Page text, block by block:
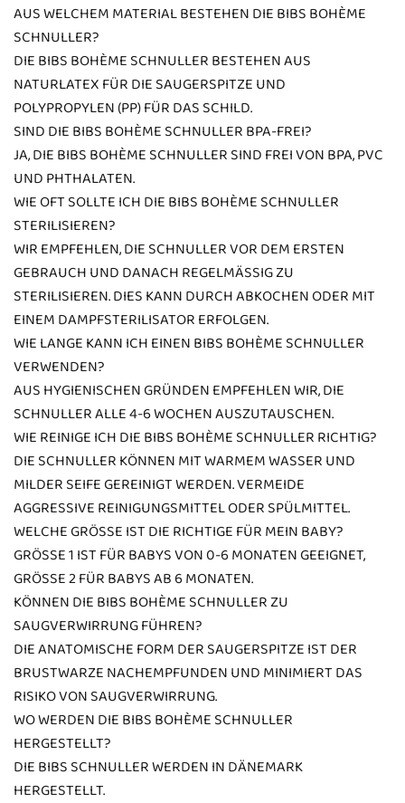
AUS WELCHEM MATERIAL BESTEHEN DIE BIBS BOHÈME
SCHNULLER?
DIE BIBS BOHÈME SCHNULLER BESTEHEN AUS
NATURLATEX FÜR DIE SAUGERSPITZE UND
POLYPROPYLEN (PP) FÜR DAS SCHILD.
SIND DIE BIBS BOHÈME SCHNULLER BPA-FREI?
JA, DIE BIBS BOHÈME SCHNULLER SIND FREI VON BPA, PVC
UND PHTHALATEN.
WIE OFT SOLLTE ICH DIE BIBS BOHÈME SCHNULLER
STERILISIEREN?
WIR EMPFEHLEN, DIE SCHNULLER VOR DEM ERSTEN
GEBRAUCH UND DANACH REGELMÄSSIG ZU S
TERILISIEREN. DIES KANN DURCH ABKOCHEN ODER MIT E
INEM DAMPFSTERILISATOR ERFOLGEN.
WIE LANGE KANN ICH EINEN BIBS BOHÈME SCHNULLER
VERWENDEN?
AUS HYGIENISCHEN GRÜNDEN EMPFEHLEN WIR, DIE
SCHNULLER ALLE 4-6 WOCHEN AUSZUTAUSCHEN.
WIE REINIGE ICH DIE BIBS BOHÈME SCHNULLER RICHTIG?
DIE SCHNULLER KÖNNEN MIT WARMEM WASSER UND
MILDER SEIFE GEREINIGT WERDEN. VERMEIDE
AGGRESSIVE REINIGUNGSMITTEL ODER SPÜLMITTEL.
WELCHE GRÖSSE IST DIE RICHTIGE FÜR MEIN BABY?
GRÖSSE 1 IST FÜR BABYS VON 0-6 MONATEN GEEIGNET, G
RÖSSE 2 FÜR BABYS AB 6 MONATEN.
KÖNNEN DIE BIBS BOHÈME SCHNULLER ZU
SAUGVERWIRRUNG FÜHREN?
DIE ANATOMISCHE FORM DER SAUGERSPITZE IST DER
BRUSTWARZE NACHEMPFUNDEN UND MINIMIERT DAS
RISIKO VON SAUGVERWIRRUNG.
WO WERDEN DIE BIBS BOHÈME SCHNULLER
HERGESTELLT?
DIE BIBS SCHNULLER WERDEN IN DÄNEMARK
HERGESTELLT.